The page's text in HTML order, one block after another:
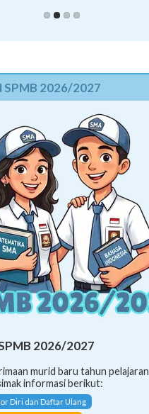
SPMB 2026/2027
2026/2027
murid baru tahun pelajaran
informasi berikut:
Diri dan Daftar Ulang